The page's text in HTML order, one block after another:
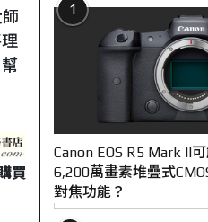
買
1
Canon EOS R5 Mark II
6,200萬畫素堆疊式
對焦功能？